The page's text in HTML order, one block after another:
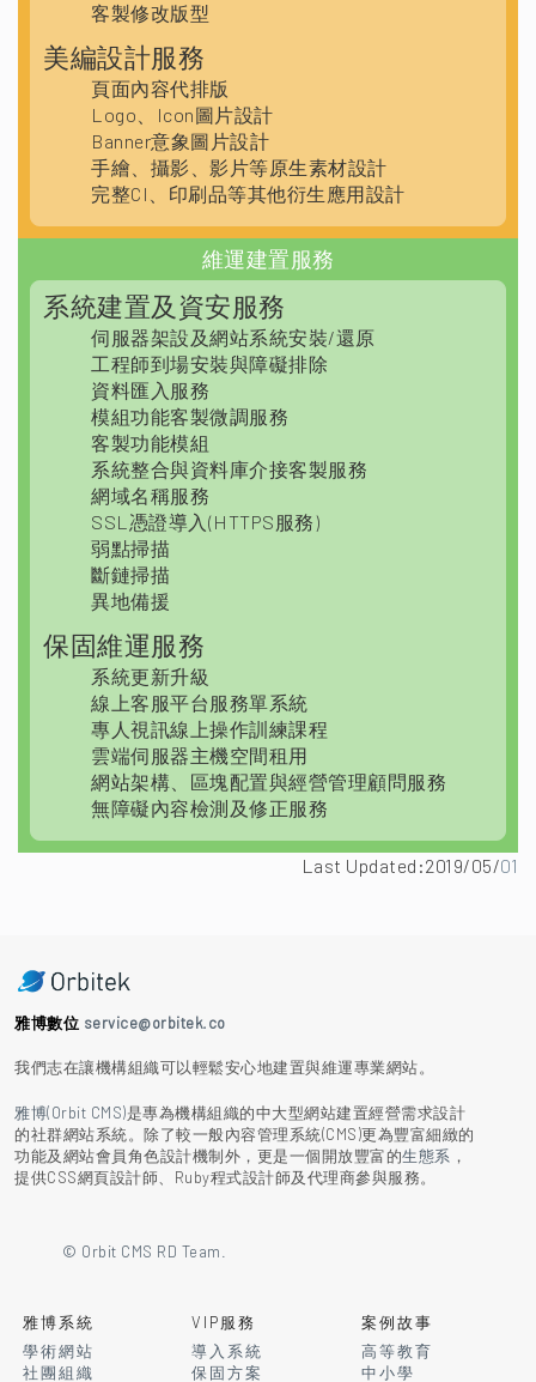
客製修改版型
美編設計服務
頁面內容代排版
Logo、Icon圖片設計
Banner意象圖片設計
手繪、攝影、影片等原生素材設計
完整CI、印刷品等其他衍生應用設計
維運建置服務
系統建置及資安服務
伺服器架設及網站系統安裝/還原
工程師到場安裝與障礙排除
資料匯入服務
模組功能客製微調服務
客製功能模組
系統整合與資料庫介接客製服務
網域名稱服務
SSL憑證導入(HTTPS服務)
弱點掃描
斷鏈掃描
異地備援
保固維運服務
系統更新升級
線上客服平台服務單系統
專人視訊線上操作訓練課程
雲端伺服器主機空間租用
網站架構、區塊配置與經營管理顧問服務
無障礙內容檢測及修正服務
Last Updated:2019/05/01
雅博數位 service@orbitek.co
我們志在讓機構組織可以輕鬆安心地建置與維運專業網站。
雅博(Orbit CMS)是專為機構組織的中大型網站建置經營需求設計
的社群網站系統。除了較一般內容管理系統(CMS)更為豐富細緻的
功能及網站會員角色設計機制外，更是一個開放豐富的生態系 ，
提供CSS網頁設計師、Ruby程式設計師及代理商參與服務。
© Orbit CMS RD Team.
雅博系統
學術網站
社團組織
VIP服務
導入系統
保固方案
案例故事
高等教育
中小學